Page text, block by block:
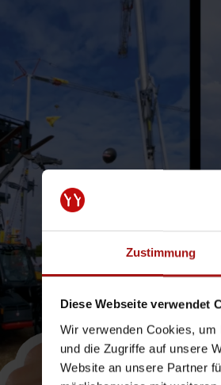
Zustimmung
Diese Webseite verwendet
Wir verwenden Cookies,
und die Zugriffe auf unsere
Website an unsere Partner